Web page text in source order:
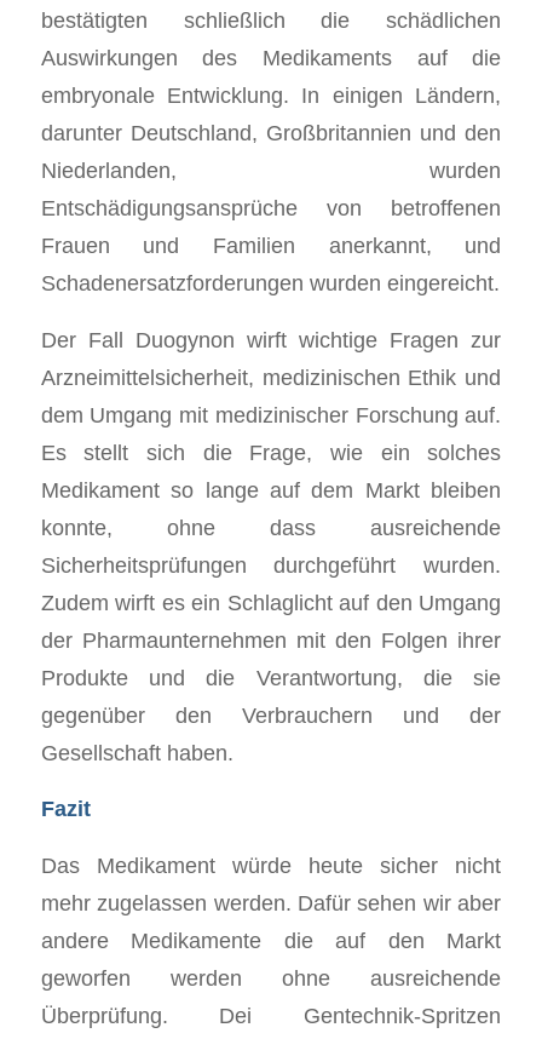
bestätigten schließlich die schädlichen
Auswirkungen des Medikaments auf die
embryonale Entwicklung. In einigen Ländern,
darunter Deutschland, Großbritannien und den
Niederlanden, wurden
Entschädigungsansprüche von betroffenen
Frauen und Familien anerkannt, und
Schadenersatzforderungen wurden eingereicht.
Der Fall Duogynon wirft wichtige Fragen zur
Arzneimittelsicherheit, medizinischen Ethik und
dem Umgang mit medizinischer Forschung auf.
Es stellt sich die Frage, wie ein solches
Medikament so lange auf dem Markt bleiben
konnte, ohne dass ausreichende
Sicherheitsprüfungen durchgeführt wurden.
Zudem wirft es ein Schlaglicht auf den Umgang
der Pharmaunternehmen mit den Folgen ihrer
Produkte und die Verantwortung, die sie
gegenüber den Verbrauchern und der
Gesellschaft haben.
Fazit
Das Medikament würde heute sicher nicht
mehr zugelassen werden. Dafür sehen wir aber
andere Medikamente die auf den Markt
geworfen werden ohne ausreichende
Überprüfung. Dei Gentechnik-Spritzen